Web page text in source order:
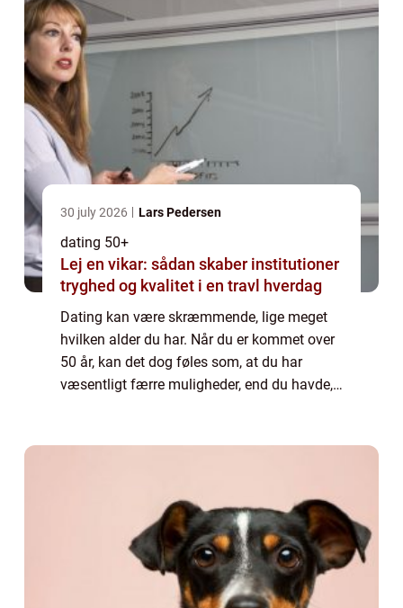
30 july 2026 Lars Pedersen
dating 50+
Lej en vikar: sådan skaber institutioner
tryghed og kvalitet i en travl hverdag
Dating kan være skræmmende, lige meget
hvilken alder du har. Når du er kommet over
50 år, kan det dog føles som, at du har
væsentligt færre muligheder, end du havde,